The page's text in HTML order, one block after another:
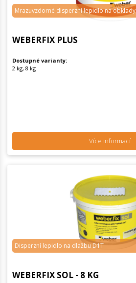
Mrazuvzdorné disperzní lepidlo na obklady
WEBERFIX PLUS
Dostupné varianty:
2 kg, 8 kg
Více informací
Disperzní lepidlo na dlažbu D1T
WEBERFIX SOL - 8 KG